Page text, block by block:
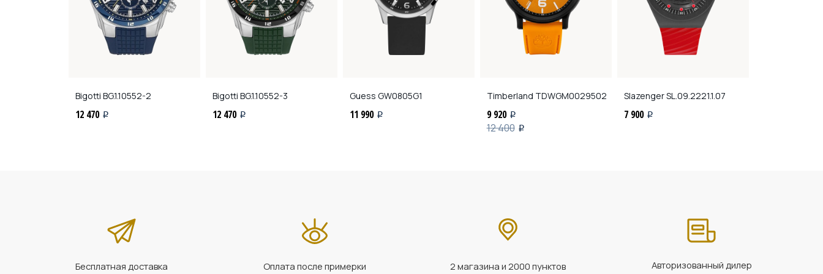
Bigotti BG.1.10552-2
12 470 i
Bigotti BG.1.10552-3
12 470 i
Guess GW0805G1
11 990 i
Timberland TDWGM0029502
9 920 i
12 400 i
SlazengerSL.09.2221.1.07
7 900 i
Бесплатная доставка Оплата после примерки 2 магазина и 2000 пунктов Авторизованный дилер